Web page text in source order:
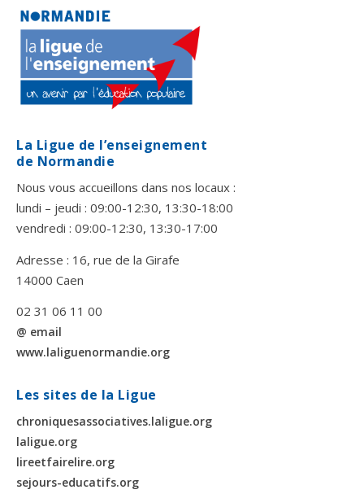
La Ligue de l’enseignement
de Normandie
Nous vous accueillons dans nos locaux :
lundi – jeudi : 09:00-12:30, 13:30-18:00
vendredi : 09:00-12:30, 13:30-17:00
Adresse : 16, rue de la Girafe
14000 Caen
02 31 06 11 00
@ email
www.laliguenormandie.org
Les sites de la Ligue
chroniquesassociatives.laligue.org
laligue.org
lireetfairelire.org
sejours-educatifs.org